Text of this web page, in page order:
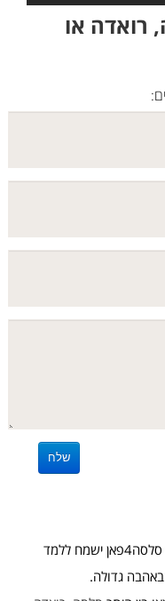
רואדה או
עם ניסיון של מעל 10 שנים, צוות מדריכי סלסה4פאן ישמח ללמד
גדולה.